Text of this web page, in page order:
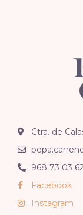
Ctra. de
968 73 03
Facebook
Instagram